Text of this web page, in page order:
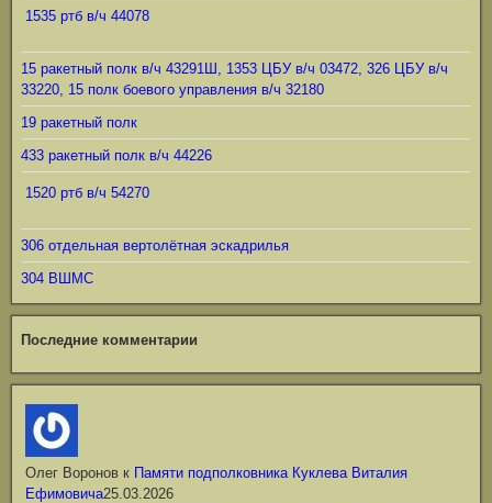
1535 ртб в/ч 44078
15 ракетный полк в/ч 43291Ш, 1353 ЦБУ в/ч 03472, 326 ЦБУ в/ч
33220, 15 полк боевого управления в/ч 32180
19 ракетный полк
433 ракетный полк в/ч 44226
1520 ртб в/ч 54270
306 отдельная вертолётная эскадрилья
304 ВШМС
Последние комментарии
Олег Воронов к Памяти подполковника Куклева Виталия
Ефимовича25.03.2026